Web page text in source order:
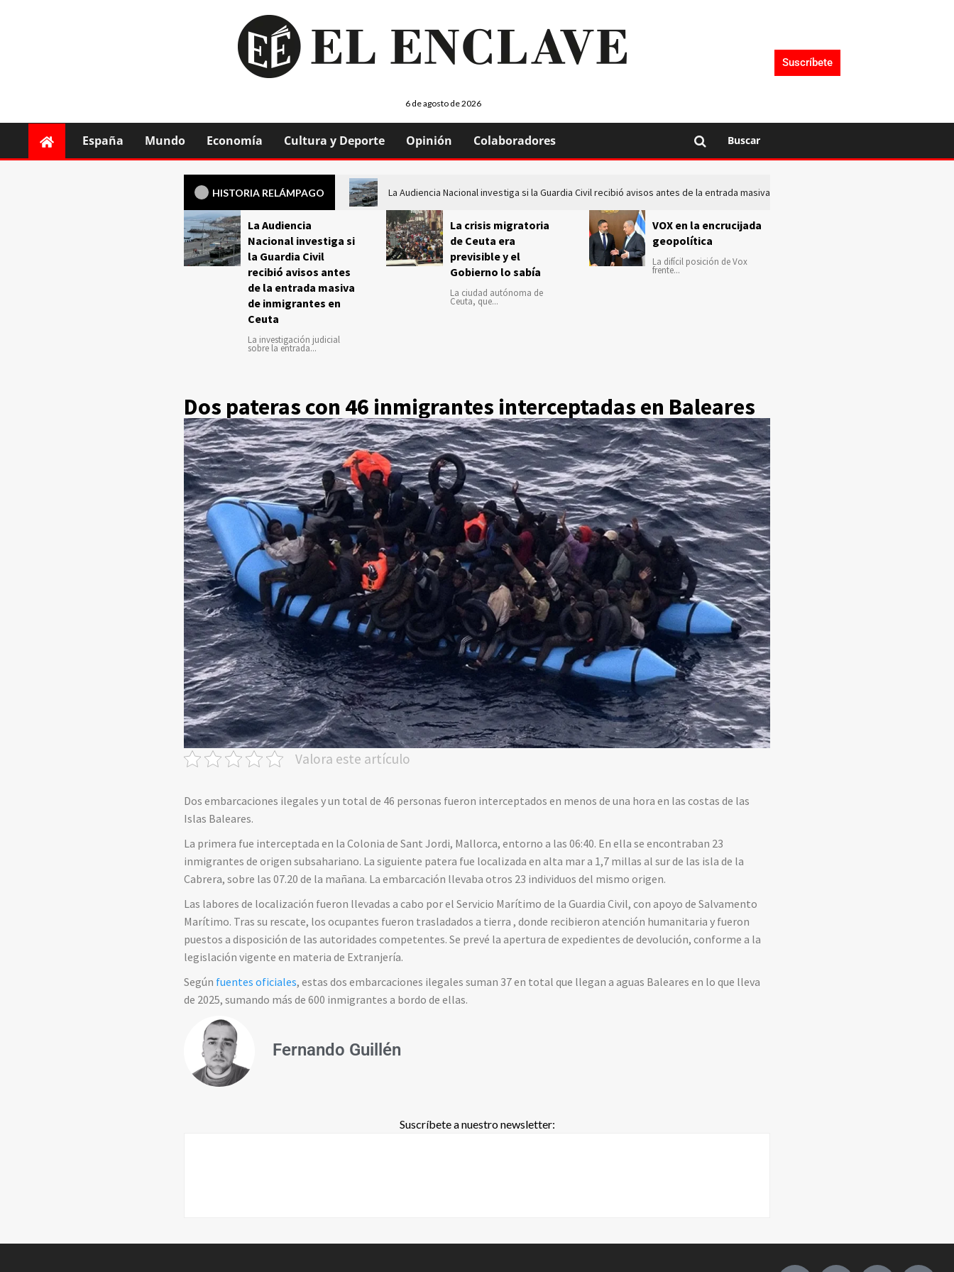
6 de agosto de 2026
Suscríbete
España Mundo Economía Cultura y Deporte Opinión Colaboradores Buscar
HISTORIA RELÁMPAGO La Audiencia Nacional investiga si la Guardia Civil recibió avisos antes de la entrada masiva de inmigrantes en Ceuta
La Audiencia
Nacional investiga si
la Guardia Civil
recibió avisos antes
de la entrada masiva
de inmigrantes en
Ceuta
La investigación judicial
sobre la entrada...
La crisis migratoria
de Ceuta era
previsible y el
Gobierno lo sabía
La ciudad autónoma de
Ceuta, que...
VOX en la encrucijada
geopolítica
La difícil posición de Vox
frente...
Dos pateras con 46 inmigrantes interceptadas en Baleares
Valora este artículo
Dos embarcaciones ilegales y un total de 46 personas fueron interceptados en menos de una hora en las costas de las
Islas Baleares.
La primera fue interceptada en la Colonia de Sant Jordi, Mallorca, entorno a las 06:40. En ella se encontraban 23
inmigrantes de origen subsahariano. La siguiente patera fue localizada en alta mar a 1,7 millas al sur de las isla de la
Cabrera, sobre las 07.20 de la mañana. La embarcación llevaba otros 23 individuos del mismo origen.
Las labores de localización fueron llevadas a cabo por el Servicio Marítimo de la Guardia Civil, con apoyo de Salvamento
Marítimo. Tras su rescate, los ocupantes fueron trasladados a tierra , donde recibieron atención humanitaria y fueron
puestos a disposición de las autoridades competentes. Se prevé la apertura de expedientes de devolución, conforme a la
legislación vigente en materia de Extranjería.
Según fuentes oficiales, estas dos embarcaciones ilegales suman 37 en total que llegan a aguas Baleares en lo que lleva
de 2025, sumando más de 600 inmigrantes a bordo de ellas.
Fernando Guillén
Suscríbete a nuestro newsletter: